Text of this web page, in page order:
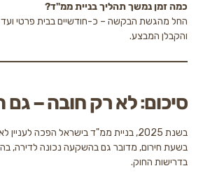
תהליך בניית ממ"ד?
החל מהגשת הבקשה
לא רק חובה – גם
בשנת 2025, בניית ממ"ד בישראל הפכה לעניין לאומי
מדובר גם בהשקעה נכונה לדירה, בהזדמנות